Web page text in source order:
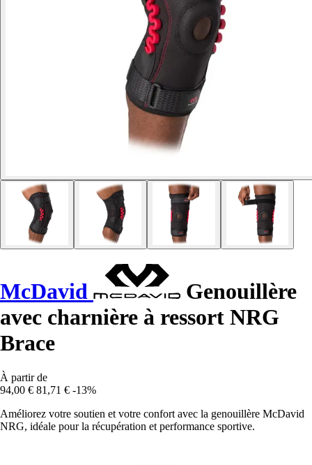
McDavid
Genouillère
avec charnière à ressort NRG
Brace
À partir de
94,00 € 81,71 € -13%
Améliorez votre soutien et votre confort avec la genouillère McDavid
NRG, idéale pour la récupération et performance sportive.